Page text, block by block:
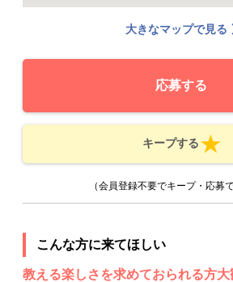
大きなマップで見る
応募する
キープする
（会員登録不要でキープ・応募
こんな方に来てほしい
教える楽しさを求めておられる方